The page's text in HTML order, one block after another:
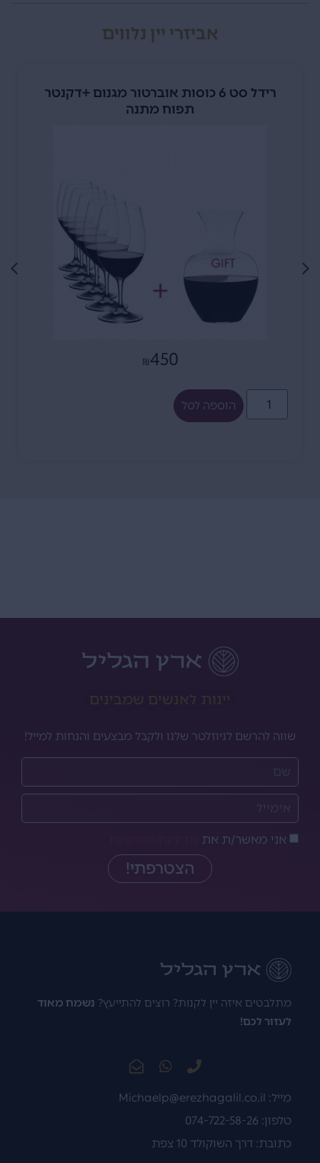
אביזרי יין נלווים
רידל סט 6 כוסות אוברטור מגנום +דקנטר
תפוח מתנה
₪ 450
הוספה לסל
יינות לאנשים שמבינים
שווה להרשם לניוזלטר שלנו ולקבל מבצעים והנחות למייל!
אני מאשר/ת את
הצטרפתי!
מתלבטים איזה יין לקנות? רוצים להתייעץ? נשמח מאוד
לעזור לכם!
מייל: Michaelp@erezhagalil.co.il
טלפון: 074-722-58-26
כתובת: דרך השוקולד 10 צפת